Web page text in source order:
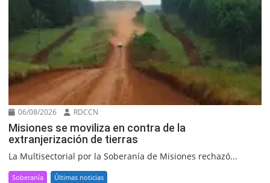
06/08/2026 RDCCN
Misiones se moviliza en contra de la
extranjerización de tierras
La Multisectorial por la Soberanía de Misiones rechazó...
Soberanía Últimas noticias